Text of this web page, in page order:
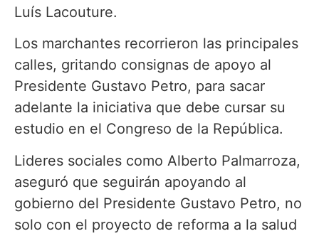
Luís Lacouture.
Los marchantes recorrieron las principales
calles, gritando consignas de apoyo al
Presidente Gustavo Petro, para sacar
adelante la iniciativa que debe cursar su
estudio en el Congreso de la República.
Lideres sociales como Alberto Palmarroza,
aseguró que seguirán apoyando al
gobierno del Presidente Gustavo Petro, no
solo con el proyecto de reforma a la salud